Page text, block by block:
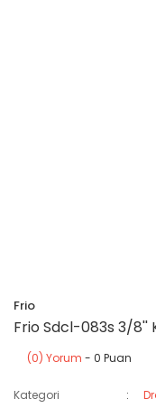
Frio
Frio Sdcl-083s 3/8''
(0) Yorum - 0 Puan
Kategori